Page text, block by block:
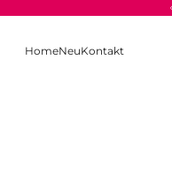
HomeNeuKontakt